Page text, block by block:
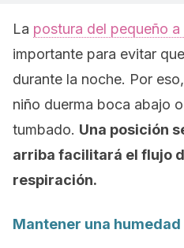
La postura del pequeño
importante para evitar
durante la noche. Por
niño duerma boca abajo
tumbado. Una posición
arriba facilitará el flujo
respiración.
Mantener una